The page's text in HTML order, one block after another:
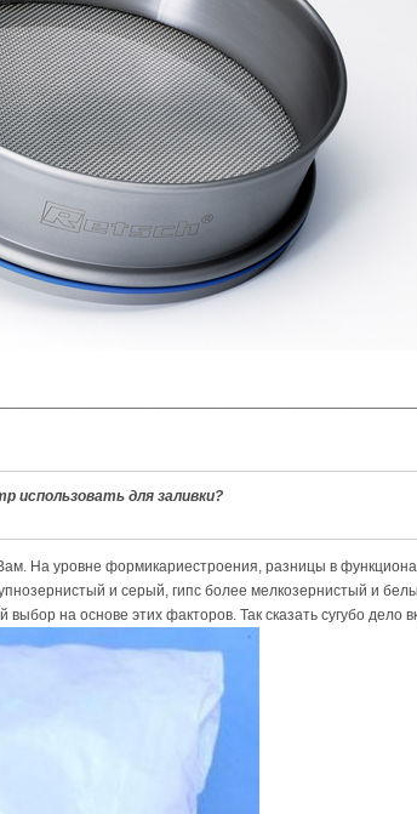
использовать для заливки?
На уровне формикариестроения, разницы в
и серый, гипс более мелкозернистый и
на основе этих факторов. Так сказать сугубо дело